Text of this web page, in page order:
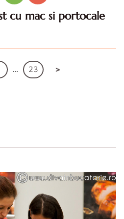
cu mac si portocale
mac
… 23